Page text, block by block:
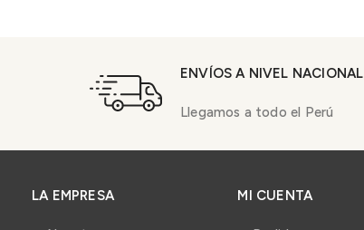
ENVÍOS A NIVEL NACIONAL
Llegamos a todo el Perú
LA EMPRESA MI CUENTA